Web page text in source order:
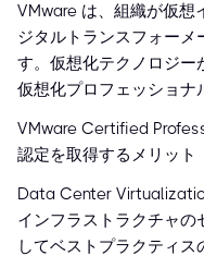
VMware は、組織が仮想
ジタルトランスフォーメ
す。仮想化テクノロジー
仮想化プロフェッショナ
VMware Certified
認定を取得するメリット
Data Center
インフラストラクチャの
してベストプラクティス